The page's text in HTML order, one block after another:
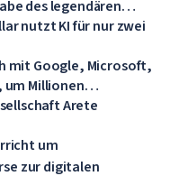
des legendären
nutzt KI für nur zwei
mit Google, Microsoft,
um Millionen
zu schulen
Arete
um
zur digitalen